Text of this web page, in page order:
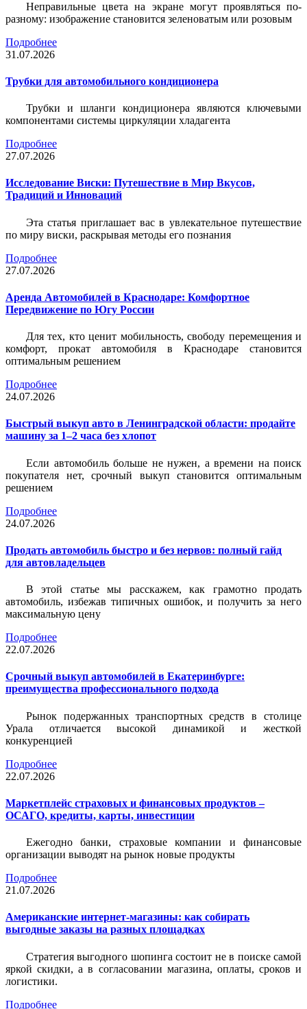
Неправильные цвета на экране могут проявляться по-
разному: изображение становится зеленоватым или розовым
Подробнее
31.07.2026
Трубки для автомобильного кондиционера
Трубки и шланги кондиционера являются ключевыми
компонентами системы циркуляции хладагента
Подробнее
27.07.2026
Исследование Виски: Путешествие в Мир Вкусов,
Традиций и Инноваций
Эта статья приглашает вас в увлекательное путешествие
по миру виски, раскрывая методы его познания
Подробнее
27.07.2026
Аренда Автомобилей в Краснодаре: Комфортное
Передвижение по Югу России
Для тех, кто ценит мобильность, свободу перемещения и
комфорт, прокат автомобиля в Краснодаре становится
оптимальным решением
Подробнее
24.07.2026
Быстрый выкуп авто в Ленинградской области: продайте
машину за 1–2 часа без хлопот
Если автомобиль больше не нужен, а времени на поиск
покупателя нет, срочный выкуп становится оптимальным
решением
Подробнее
24.07.2026
Продать автомобиль быстро и без нервов: полный гайд
для автовладельцев
В этой статье мы расскажем, как грамотно продать
автомобиль, избежав типичных ошибок, и получить за него
максимальную цену
Подробнее
22.07.2026
Срочный выкуп автомобилей в Екатеринбурге:
преимущества профессионального подхода
Рынок подержанных транспортных средств в столице
Урала отличается высокой динамикой и жесткой
конкуренцией
Подробнее
22.07.2026
Маркетплейс страховых и финансовых продуктов –
ОСАГО, кредиты, карты, инвестиции
Ежегодно банки, страховые компании и финансовые
организации выводят на рынок новые продукты
Подробнее
21.07.2026
Американские интернет-магазины: как собирать
выгодные заказы на разных площадках
Стратегия выгодного шопинга состоит не в поиске самой
яркой скидки, а в согласовании магазина, оплаты, сроков и
логистики.
Подробнее